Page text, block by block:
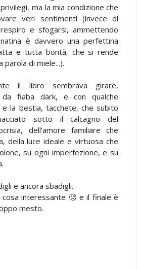
ma la mia condizione che
veri sentimenti (invece di
e sfogarsi, ammettendo
è davvero una perfettina
e tutta bontà, che si rende
parola di miele...).
il libro sembrava girare,
da fiaba dark, e con qualche
e la bestia, tacchete, che subito
sotto il calcagno del
dell'amore familiare che
della luce ideale e virtuosa che
su ogni imperfezione, e su
e ancora sbadigli.
cosa interessante 🧐 e il finale è
mesto.